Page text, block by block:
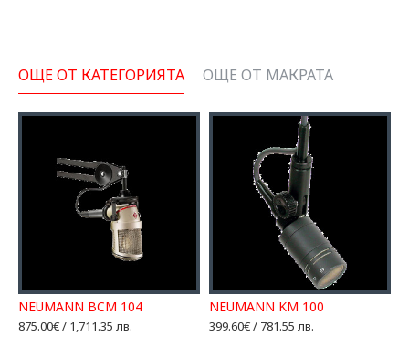
ОЩЕ ОТ КАТЕГОРИЯТА ОЩЕ ОТ МАКРАТА
NEUMANN BCM 104
875.00€ / 1,711.35 лв.
NEUMANN KM 100
399.60€ / 781.55 лв.